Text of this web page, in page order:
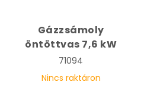
Gázzsámoly
öntöttvas 7,6 kW
71094
Nincs raktáron